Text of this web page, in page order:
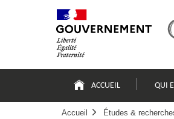
principale
ACCUEIL QUI
Accueil Études &